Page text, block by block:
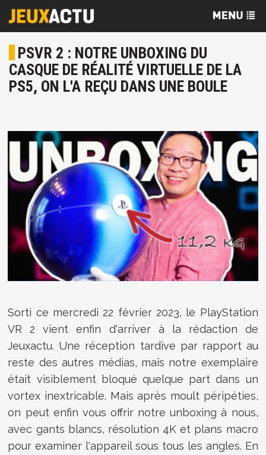
PSVR 2 : NOTRE UNBOXING DU
CASQUE DE RÉALITÉ VIRTUELLE DE LA
PS5, ON L'A REÇU DANS UNE BOULE
Sorti ce mercredi 22 février 2023, le PlayStation
VR 2 vient enfin d'arriver à la rédaction de
Jeuxactu. Une réception tardive par rapport au
reste des autres médias, mais notre exemplaire
était visiblement bloqué quelque part dans un
vortex inextricable. Mais après moult péripéties,
on peut enfin vous offrir notre unboxing à nous,
avec gants blancs, résolution 4K et plans macro
pour examiner l'appareil sous tous les angles. En